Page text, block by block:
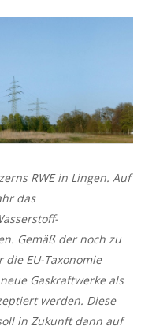
RWE in Lingen. Auf
das
Gemäß der noch zu
EU-Taxonomie
Gaskraftwerke als
werden. Diese
in Zukunft dann auf